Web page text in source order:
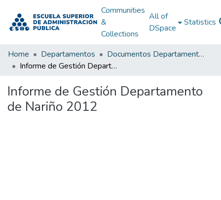
Communities
&
Collections
All of
DSpace
Statistics
Home Departamentos
Documentos Departamentales
Informe de Gestión Departamento de Nariño 2012
Informe de Gestión Departamento
de Nariño 2012